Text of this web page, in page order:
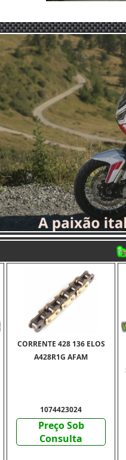
CORRENTE 428 136 ELOS
A428R1G AFAM
1074423024
Preço Sob
Consulta